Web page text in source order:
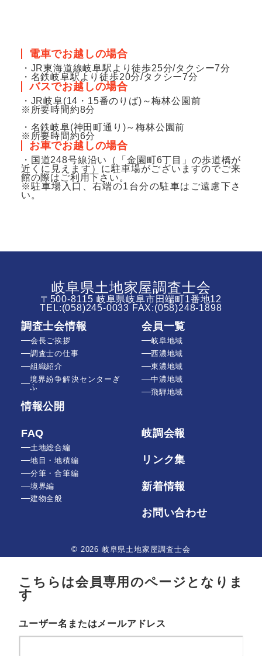
電車でお越しの場合
・JR東海道線岐阜駅より徒歩25分/タクシー7分
・名鉄岐阜駅より徒歩20分/タクシー7分
バスでお越しの場合
・JR岐阜(14・15番のりば)～梅林公園前
※所要時間約8分
・名鉄岐阜(神田町通り)～梅林公園前
※所要時間約6分
お車でお越しの場合
・国道248号線沿い（「金園町6丁目」の歩道橋が
近くに見えます）に駐車場がございますのでご来
館の際はご利用下さい。
※駐車場入口、右端の1台分の駐車はご遠慮下さ
い。
岐阜県土地家屋調査士会
〒500-8115 岐阜県岐阜市田端町1番地12
TEL:(058)245-0033 FAX:(058)248-1898
調査士会情報
会長ご挨拶
調査士の仕事
組織紹介
境界紛争解決センターぎ
ふ
情報公開
FAQ
土地総合編
地目・地積編
分筆・合筆編
境界編
建物全般
会員一覧
岐阜地域
西濃地域
東濃地域
中濃地域
飛騨地域
岐調会報
リンク集
新着情報
お問い合わせ
© 2026 岐阜県土地家屋調査士会
こちらは会員専用のページとなりま
す
ユーザー名またはメールアドレス